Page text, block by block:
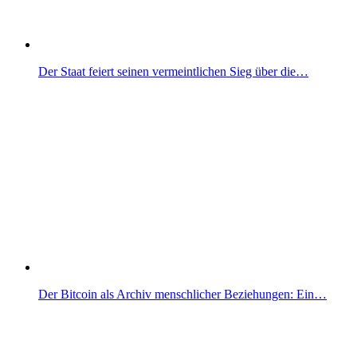
Der Staat feiert seinen vermeintlichen Sieg über die…
Der Bitcoin als Archiv menschlicher Beziehungen: Ein…